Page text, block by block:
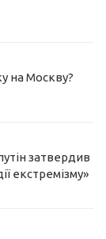
на Москву?
затвердив
екстремізму»